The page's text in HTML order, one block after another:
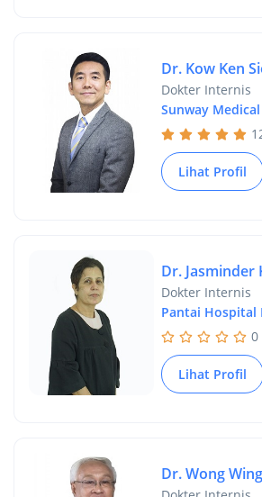
Dr. Kow Ken
Dokter Internis
Sunway
Lihat Profil
Dr. Jasminder
Dokter Internis
Pantai Hospital
0
Lihat Profil
Dr. Wong